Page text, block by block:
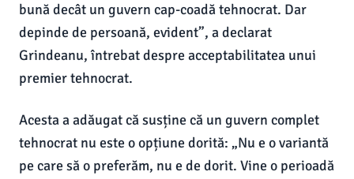
bună decât un guvern cap-coadă tehnocrat. Dar
depinde de persoană, evident”, a declarat
Grindeanu, întrebat despre acceptabilitatea unui
premier tehnocrat.
Acesta a adăugat că susține că un guvern complet
tehnocrat nu este o opțiune dorită: „Nu e o variantă
pe care să o preferăm, nu e de dorit. Vine o perioadă